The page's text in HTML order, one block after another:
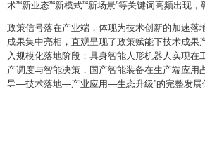
术”“新业态”“新模式”“新场景”等关键词高频出现
政策信号落在产业端，体现为技术创新的加速
成果集中亮相，直观呈现了政策赋能下技术成
入规模化落地阶段：具身智能人形机器人实现
产调度与智能决策，国产智能装备在生产端应用
导—技术落地—产业应用—生态升级”的完整发展